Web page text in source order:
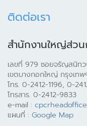
ติดต่อเรา
สำนักงานใหญ่ส่ว
เลขที่ 979 ซอยจรัญสนิท
เขตบางกอกใหญ่ กรุงเท
โทร. 0-2412-1196, 0-
โทรสาร. 0-2412-9833
e-mail :
แผนที่ : Google Map